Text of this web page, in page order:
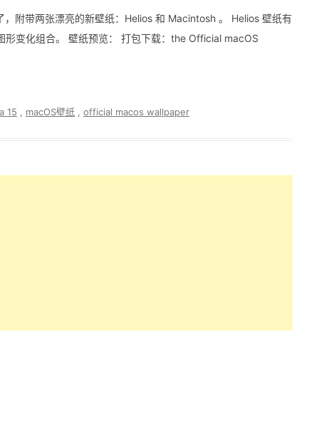
附带两张漂亮的新壁纸：Helios 和 Macintosh 。 Helios 壁纸有
变化组合。 壁纸预览： 打包下载：the Official macOS
15 macOS壁纸 official macos wallpaper